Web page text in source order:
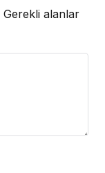
Gerekli alanlar